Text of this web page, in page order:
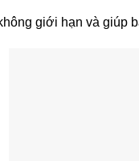
giới hạn và giúp